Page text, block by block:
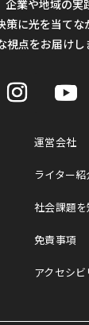
企業や地域の実
策に光を当てな
点をお届けし
運営会社
ライター紹
社会課題を
免責事項
アクセシ